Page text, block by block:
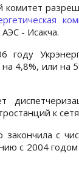
- Исакча.
году
4,8%, или на
к
закончила с
с 2004